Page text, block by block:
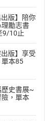
出版】陪你
勵志書
9/10止
出版】享受
單本85
歷史書展~
，單本